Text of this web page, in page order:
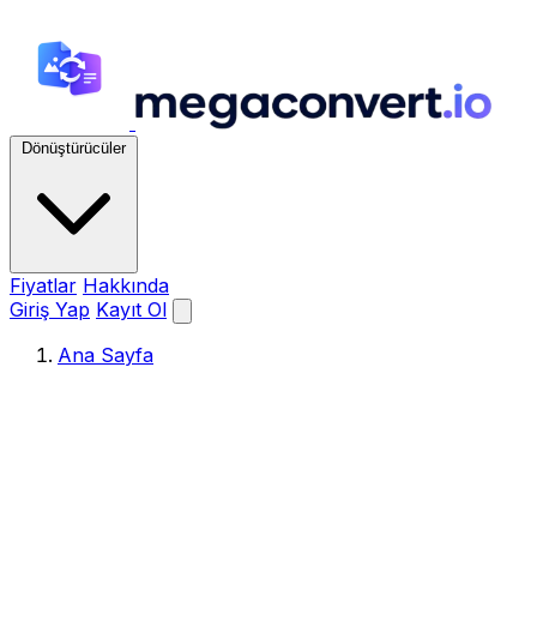
Dönüştürücüler
Fiyatlar Hakkında
Giriş Yap Kayıt Ol
Ana Sayfa